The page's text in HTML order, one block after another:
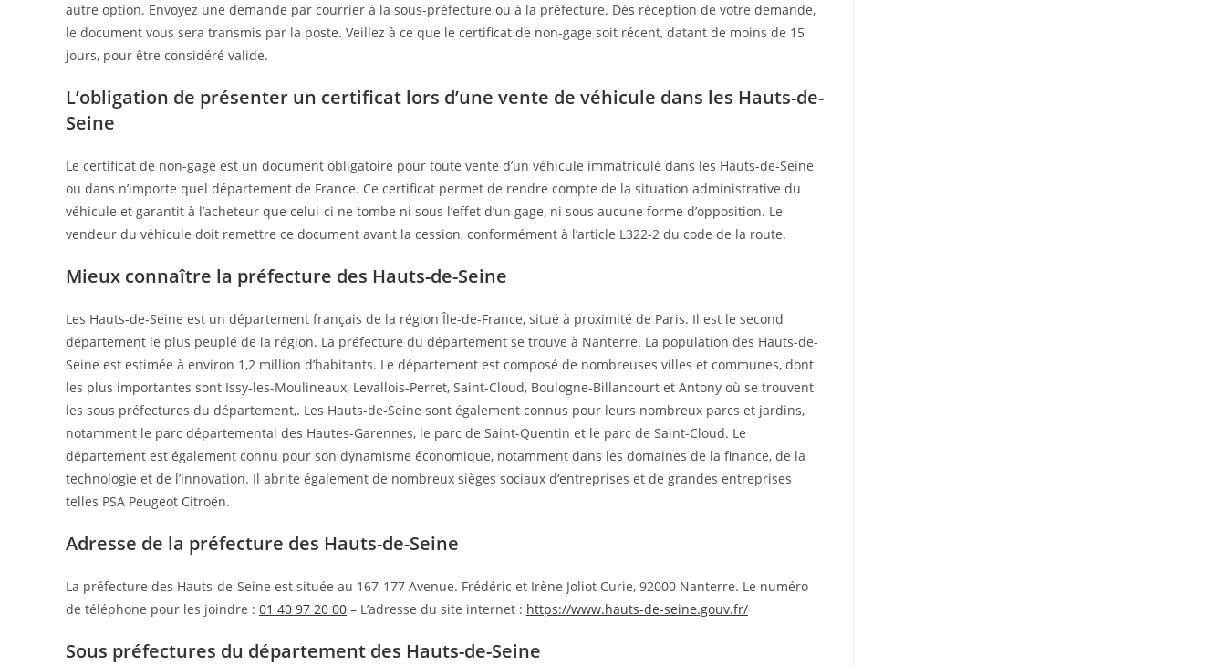
autre option. Envoyez une demande par courrier à la sous-préfecture ou à la préfecture. Dès réception de votre demande,
le document vous sera transmis par la poste. Veillez à ce que le certificat de non-gage soit récent, datant de moins de 15
jours, pour être considéré valide.
L’obligation de présenter un certificat lors d’une vente de véhicule dans les Hauts-de-
Seine
Le certificat de non-gage est un document obligatoire pour toute vente d’un véhicule immatriculé dans les Hauts-de-Seine
ou dans n’importe quel département de France. Ce certificat permet de rendre compte de la situation administrative du
véhicule et garantit à l’acheteur que celui-ci ne tombe ni sous l’effet d’un gage, ni sous aucune forme d’opposition. Le
vendeur du véhicule doit remettre ce document avant la cession, conformément à l’article L322-2 du code de la route.
Mieux connaître la préfecture des Hauts-de-Seine
Les Hauts-de-Seine est un département français de la région Île-de-France, situé à proximité de Paris. Il est le second
département le plus peuplé de la région. La préfecture du département se trouve à Nanterre. La population des Hauts-de-
Seine est estimée à environ 1,2 million d’habitants. Le département est composé de nombreuses villes et communes, dont
les plus importantes sont Issy-les-Moulineaux, Levallois-Perret, Saint-Cloud, Boulogne-Billancourt et Antony où se trouvent
les sous préfectures du département,. Les Hauts-de-Seine sont également connus pour leurs nombreux parcs et jardins,
notamment le parc départemental des Hautes-Garennes, le parc de Saint-Quentin et le parc de Saint-Cloud. Le
département est également connu pour son dynamisme économique, notamment dans les domaines de la finance, de la
technologie et de l’innovation. Il abrite également de nombreux sièges sociaux d’entreprises et de grandes entreprises
telles PSA Peugeot Citroën.
Adresse de la préfecture des Hauts-de-Seine
La préfecture des Hauts-de-Seine est située au 167-177 Avenue. Frédéric et Irène Joliot Curie, 92000 Nanterre. Le numéro
de téléphone pour les joindre : 01 40 97 20 00 – L’adresse du site internet : https://www.hauts-de-seine.gouv.fr/
Sous préfectures du département des Hauts-de-Seine